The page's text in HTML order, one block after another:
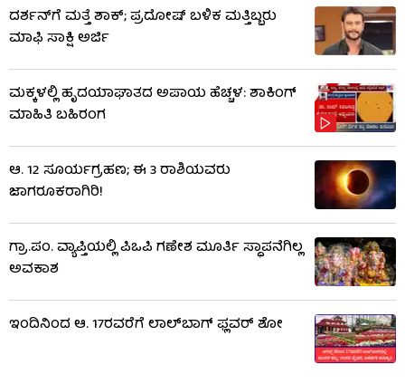
ದರ್ಶನ್​​ಗೆ ಮತ್ತೆ ಶಾಕ್; ಪ್ರದೋಷ್ ಬಳಿಕ ಮತ್ತಿಬ್ಬರು
ಮಾಫಿ ಸಾಕ್ಷಿ ಅರ್ಜಿ
ಮಕ್ಕಳಲ್ಲಿ ಹೃದಯಾಘಾತದ ಅಪಾಯ ಹೆಚ್ಚಳ: ಶಾಕಿಂಗ್​​
ಮಾಹಿತಿ ಬಹಿರಂಗ
ಆ. 12 ಸೂರ್ಯಗ್ರಹಣ; ಈ 3 ರಾಶಿಯವರು
ಜಾಗರೂಕರಾಗಿರಿ!
ಗ್ರಾ.ಪಂ. ವ್ಯಾಪ್ತಿಯಲ್ಲಿ ಪಿಒಪಿ ಗಣೇಶ ಮೂರ್ತಿ ಸ್ಥಾಪನೆಗಿಲ್ಲ
ಅವಕಾಶ
ಇಂದಿನಿಂದ ಆ. 17ರವರೆಗೆ ಲಾಲ್‌ಬಾಗ್ ಫ್ಲವರ್ ಶೋ